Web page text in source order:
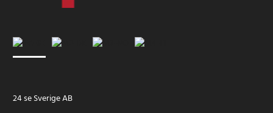
24 se Sverige AB